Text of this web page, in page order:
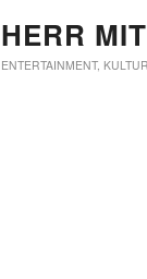
HERR
ENTERTAINMENT, KULTUR